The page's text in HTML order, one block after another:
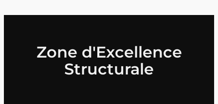
Zone d'Excellence
Structurale